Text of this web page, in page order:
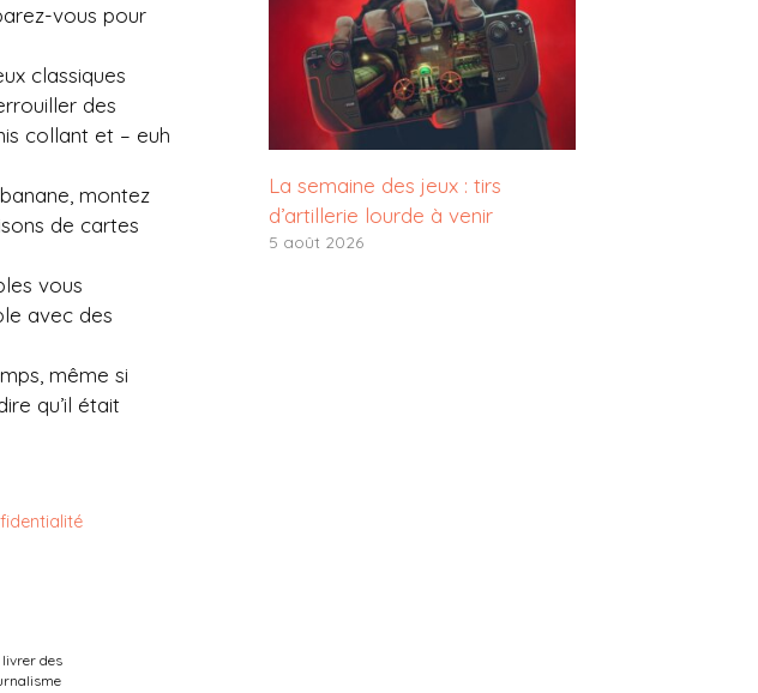
vous pour
classiques
des
collant et – euh
montez
de cartes
vous
avec des
même si
qu’il était
des
La semaine des jeux : tirs
d’artillerie lourde à venir
5 août 2026